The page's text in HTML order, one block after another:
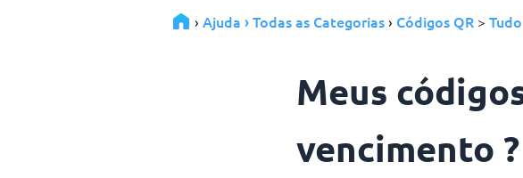
› Ajuda › Todas as Categorias › Códigos QR >
Meus
vencimento ?